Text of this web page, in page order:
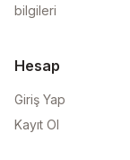
bilgileri
Hesap
Giriş Yap
Kayıt Ol